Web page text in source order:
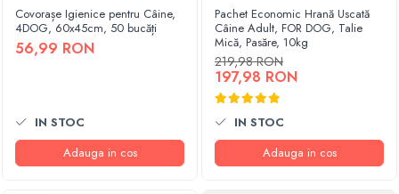
Covorașe Igienice pentru Câine,
4DOG, 60x45cm, 50 bucăți
56,99 RON
IN STOC
Adauga in cos
Pachet Economic Hrană Uscată
Câine Adult, FOR DOG, Talie
Mică, Pasăre, 10kg
219,98 RON
197,98 RON
IN STOC
Adauga in cos